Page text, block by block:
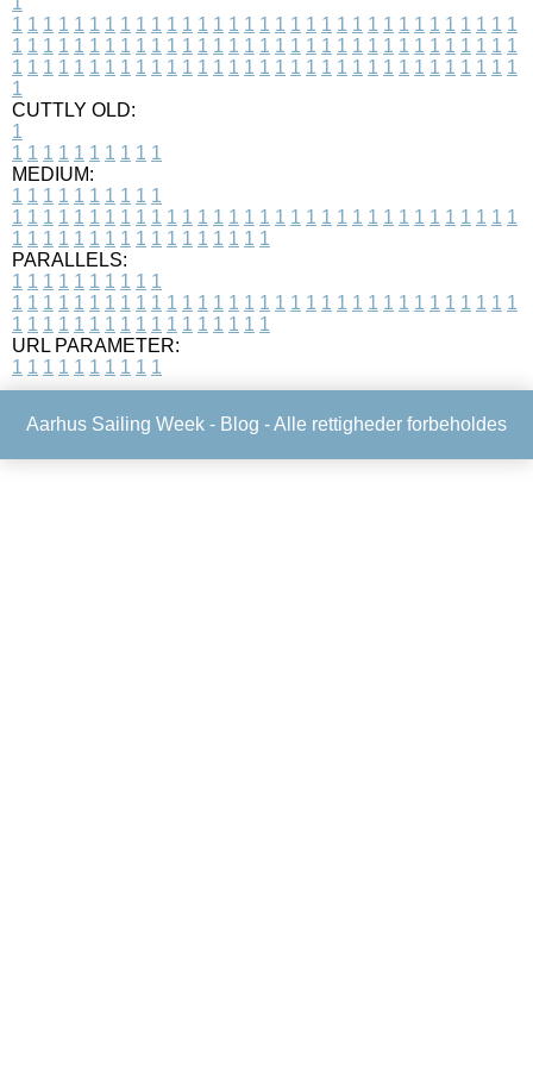
1 1 1 1 1 1 1 1 1 1 1 1 1 1 1 1 1 1 1 1 1 1 1 1 1 1 1 1 1 1 1 1 1
1 1 1 1 1 1 1 1 1 1 1 1 1 1 1 1 1 1 1 1 1 1 1 1 1 1 1 1 1 1 1 1 1
1 1 1 1 1 1 1 1 1 1 1 1 1 1 1 1 1 1 1 1 1 1 1 1 1 1 1 1 1 1 1 1 1
1
CUTTLY OLD:
1
1 1 1 1 1 1 1 1 1 1
MEDIUM:
1 1 1 1 1 1 1 1 1 1
1 1 1 1 1 1 1 1 1 1 1 1 1 1 1 1 1 1 1 1 1 1 1 1 1 1 1 1 1 1 1 1 1
1 1 1 1 1 1 1 1 1 1 1 1 1 1 1 1 1
PARALLELS:
1 1 1 1 1 1 1 1 1 1
1 1 1 1 1 1 1 1 1 1 1 1 1 1 1 1 1 1 1 1 1 1 1 1 1 1 1 1 1 1 1 1 1
1 1 1 1 1 1 1 1 1 1 1 1 1 1 1 1 1
URL PARAMETER:
1 1 1 1 1 1 1 1 1 1
Aarhus Sailing Week - Blog - Alle rettigheder forbeholdes